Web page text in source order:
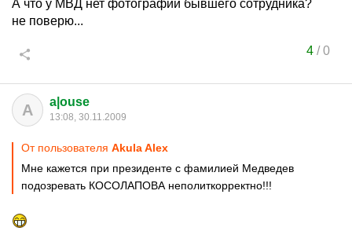
А что у МВД нет фотографии бывшего сотрудника?
не поверю...
4/0
A a|ouse
13:08, 30.11.2009
От пользователя Akula Alex
Мне кажется при президенте с фамилией Медведев
подозревать КОСОЛАПОВА неполиткорректно!!!